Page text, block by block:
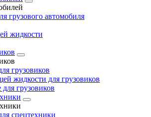
грузового автомобиля
жидкости
грузовиков
жидкости для грузовиков
грузовиков
спецтехники